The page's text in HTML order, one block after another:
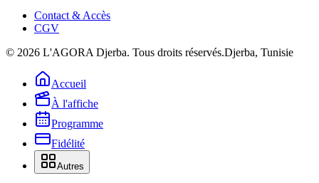
Contact & Accès
CGV
© 2026 L'AGORA Djerba. Tous droits réservés.Djerba, Tunisie
Accueil
À l'affiche
Programme
Fidélité
Autres